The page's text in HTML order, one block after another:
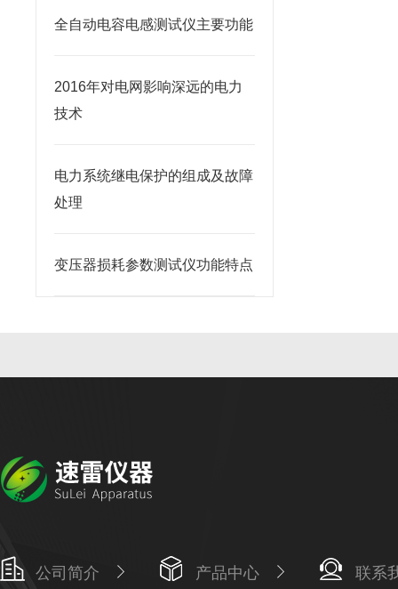
全自动电容电感测试仪主要功能
2016年对电网影响深远的电力
技术
电力系统继电保护的组成及故障
处理
变压器损耗参数测试仪功能特点
公司简介 产品中心 联系